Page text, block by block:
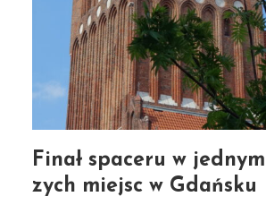
Finał spaceru w
zych miejsc w Gdańsku